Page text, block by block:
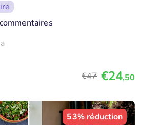
€47 €24,50
53% réduction